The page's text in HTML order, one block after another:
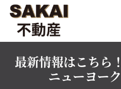
最新情報はこちら
ニューヨー